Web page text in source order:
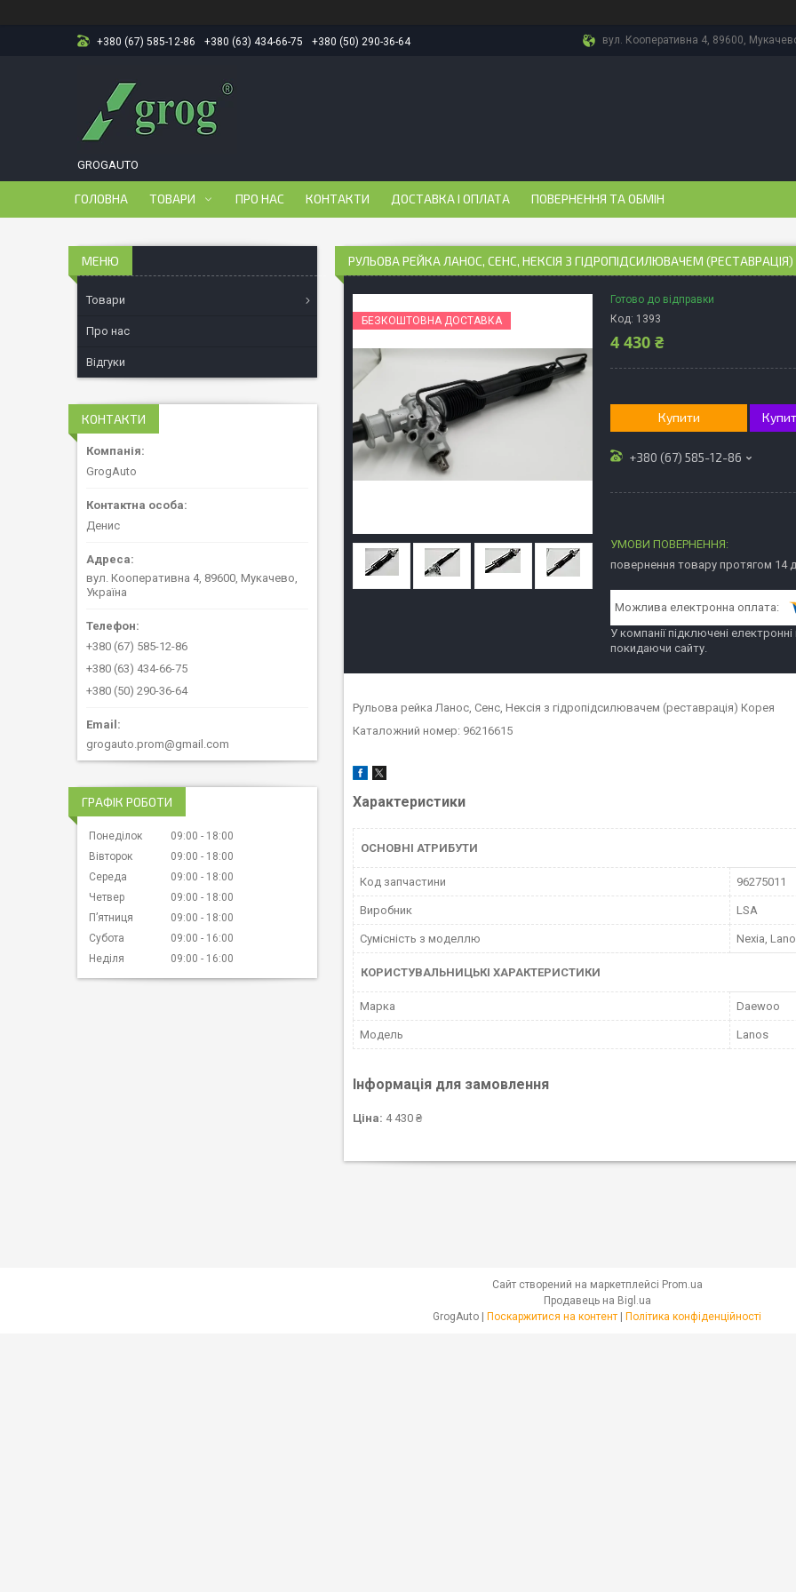
+380 (67) 585-12-86 +380 (63) 434-66-75 +380 (50) 290-36-64 вул. Кооперативна 4, 89600,
GROGAUTO
ГОЛОВНА ТОВАРИ ПРО НАС КОНТАКТИ ДОСТАВКА І ОПЛАТА ПОВЕРНЕННЯ ТА ОБМІН
РУЛЬОВА РЕЙКА ЛАНОС, СЕНС, НЕКСІЯ З ГІДРОПІДСИЛЮВАЧЕМ (РЕСТАВРАЦІЯ)
БЕЗКОШТОВНА ДОСТАВКА
Готово до відправки
Код: 1393
4 430 ₴
Купити
+380 (67) 585-12-86
повернення товару протягом 14
У компанії підключені
покидаючи сайту.
Рульова рейка Ланос, Сенс, Нексія з гідропідсилювачем (реставрація) Корея
Каталожний номер: 96216615
Характеристики
ОСНОВНІ АТРИБУТИ
Код запчастини 96275011
Виробник LSA
Сумісність з моделлю Nexia,
КОРИСТУВАЛЬНИЦЬКІ ХАРАКТЕРИСТИКИ
Марка Daewoo
Мoдель Lanos
Інформація для замовлення
Ціна: 4 430 ₴
Товари
Про нас
Відгуки
КОНТАКТИ
GrogAuto
Денис
вул. Кооперативна 4, 89600, Мукачево,
Україна
+380 (67) 585-12-86
+380 (63) 434-66-75
+380 (50) 290-36-64
grogauto.prom@gmail.com
ГРАФІК РОБОТИ
Понеділок 09:00
18:00
Вівторок
09:00
18:00
Середа
09:00
18:00
Четвер
09:00
18:00
Пʼятниця
09:00
18:00
Субота
09:00
16:00
Неділя
09:00 16:00
Сайт створений на маркетплейсі Prom.ua
Продавець на Bigl.ua
GrogAuto | Поскаржитися на контент | Політика конфіденційності